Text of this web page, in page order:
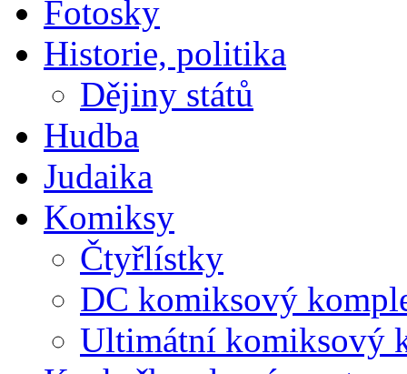
Fotosky
Historie, politika
Dějiny států
Hudba
Judaika
Komiksy
Čtyřlístky
DC komiksový
Ultimátní komiksový